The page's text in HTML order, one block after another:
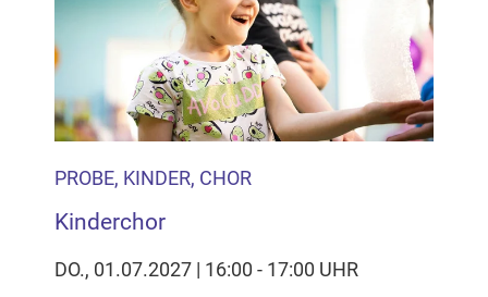
PROBE, KINDER, CHOR
Kinderchor
DO., 01.07.2027 | 16:00 - 17:00 UHR